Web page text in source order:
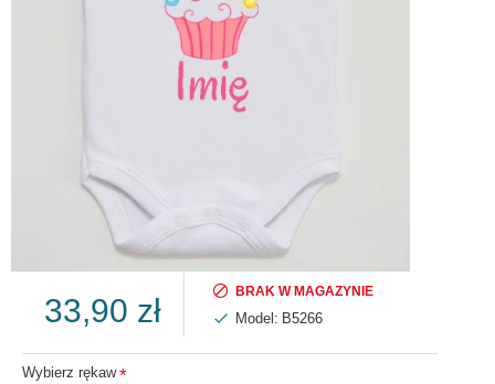
33,90 zł
BRAK W MAGAZYNIE
Model: B5266
Wybierz rękaw